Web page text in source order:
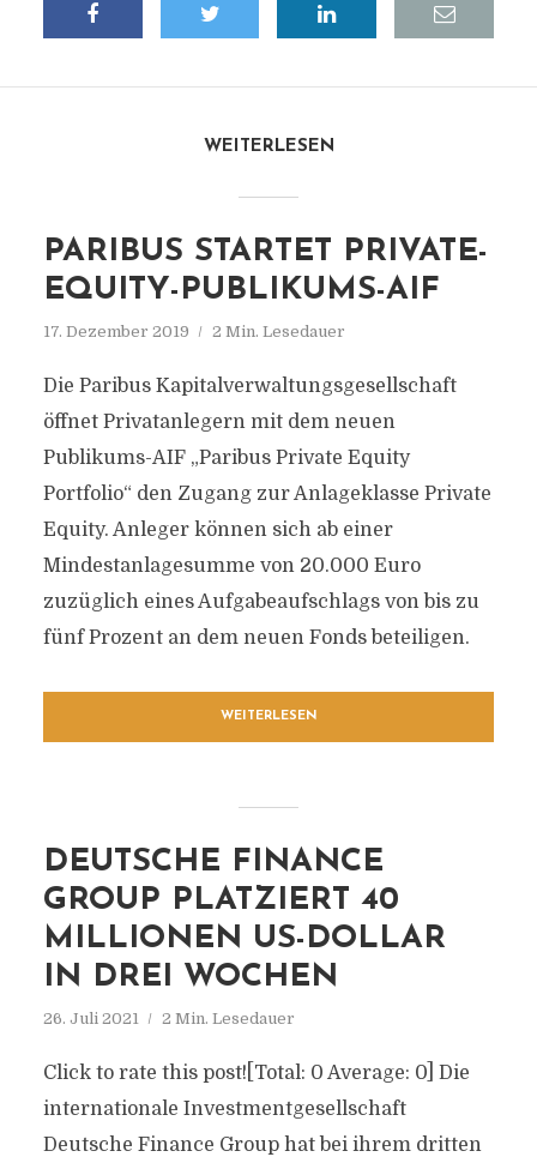
WEITERLESEN
PARIBUS STARTET PRIVATE-
EQUITY-PUBLIKUMS-AIF
17. Dezember 2019 2 Min. Lesedauer
Die Paribus Kapitalverwaltungsgesellschaft
öffnet Privatanlegern mit dem neuen
Publikums-AIF „Paribus Private Equity
Portfolio“ den Zugang zur Anlageklasse Private
Equity. Anleger können sich ab einer
Mindestanlagesumme von 20.000 Euro
zuzüglich eines Aufgabeaufschlags von bis zu
fünf Prozent an dem neuen Fonds beteiligen.
WEITERLESEN
DEUTSCHE FINANCE
GROUP PLATZIERT 40
MILLIONEN US-DOLLAR
IN DREI WOCHEN
26. Juli 2021 2 Min. Lesedauer
Click to rate this post![Total: 0 Average: 0] Die
internationale Investmentgesellschaft
Deutsche Finance Group hat bei ihrem dritten